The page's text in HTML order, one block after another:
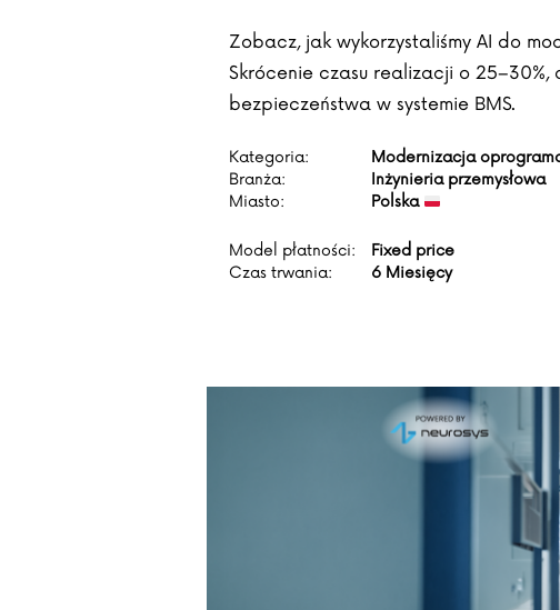
Zobacz, jak wykorzystaliśmy AI do
Skrócenie czasu realizacji o
bezpieczeństwa w systemie BMS.
Kategoria:
Modernizacja
Branża:
Inżynieria przemysłowa
Miasto:
Polska
Model płatności:
Fixed price
Czas trwania:
6 Miesięcy